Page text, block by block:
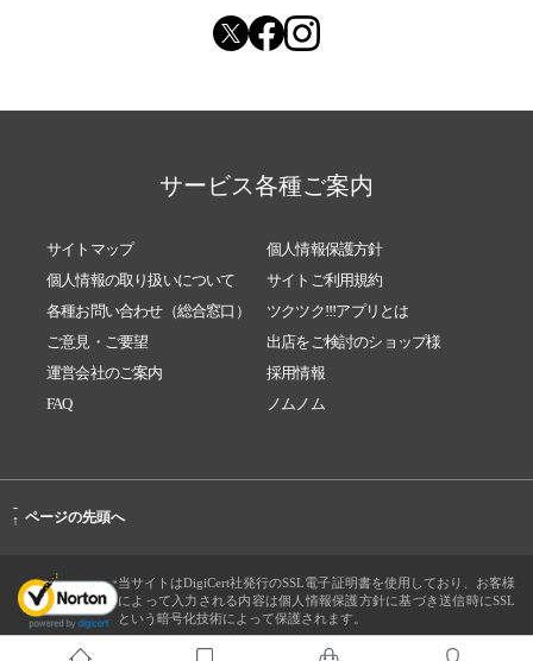
サービス各種ご案内
サイトマップ
個人情報保護方針
個人情報の取り扱いについて
サイトご利用規約
各種お問い合わせ（総合窓口）
ツクツク!!!アプリとは
ご意見・ご要望
出店をご検討のショップ様
運営会社のご案内
採用情報
FAQ
ノムノム
-
↑ ページの先頭へ
当サイトはDigiCert社発行のSSL電子証明書を使用しており、お客様
によって入力される内容は個人情報保護方針に基づき送信時にSSL
という暗号化技術によって保護されます。